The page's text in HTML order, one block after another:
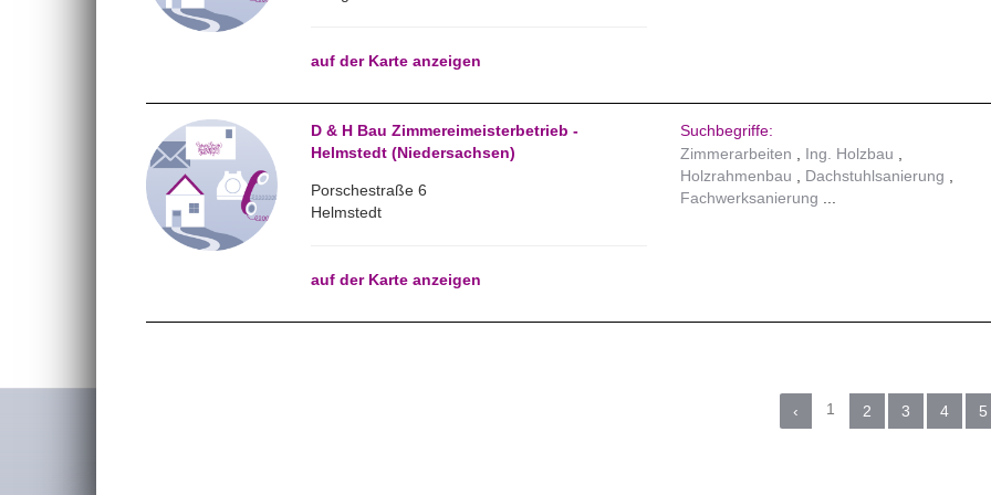
auf der Karte anzeigen
D & H Bau Zimmereimeisterbetrieb -
Helmstedt (Niedersachsen)
Porschestraße 6
Helmstedt
auf der Karte anzeigen
Suchbegriffe:
Zimmerarbeiten
Ing. Holzbau
Holzrahmenbau
Dachstuhlsanierung
Fachwerksanierung
‹ 1 2 3 4 5